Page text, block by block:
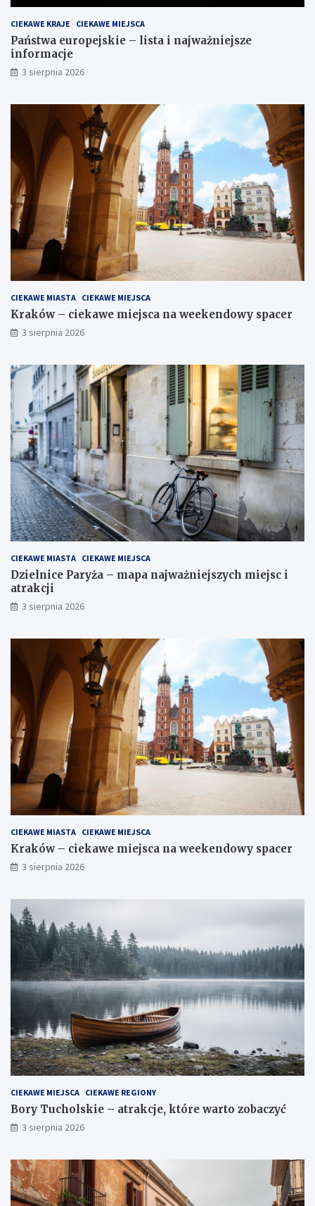
CIEKAWE KRAJE CIEKAWE MIEJSCA
Państwa europejskie – lista i najważniejsze
informacje
3 sierpnia 2026
CIEKAWE MIASTA CIEKAWE MIEJSCA
Kraków – ciekawe miejsca na weekendowy spacer
3 sierpnia 2026
CIEKAWE MIASTA CIEKAWE MIEJSCA
Dzielnice Paryża – mapa najważniejszych miejsc i
atrakcji
3 sierpnia 2026
CIEKAWE MIASTA CIEKAWE MIEJSCA
Kraków – ciekawe miejsca na weekendowy spacer
3 sierpnia 2026
CIEKAWE MIEJSCA CIEKAWE REGIONY
Bory Tucholskie – atrakcje, które warto zobaczyć
3 sierpnia 2026